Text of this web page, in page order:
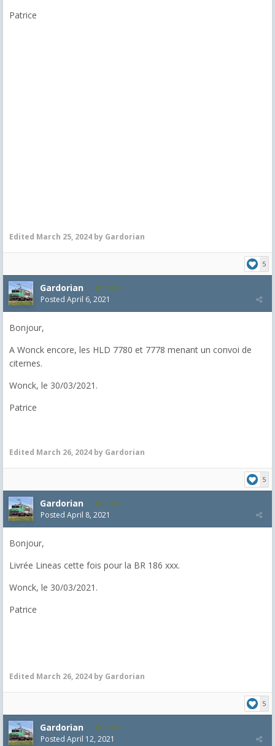
Patrice
Edited March 25, 2024 by Gardorian
5
Gardorian 1,903
Posted April 6, 2021
Bonjour,
A Wonck encore, les HLD 7780 et 7778 menant un convoi de
citernes.
Wonck, le 30/03/2021.
Patrice
Edited March 26, 2024 by Gardorian
5
Gardorian 1,903
Posted April 8, 2021
Bonjour,
Livrée Lineas cette fois pour la BR 186 xxx.
Wonck, le 30/03/2021.
Patrice
Edited March 26, 2024 by Gardorian
5
Gardorian 1,903
Posted April 12, 2021